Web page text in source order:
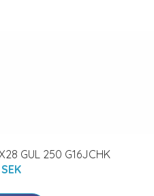
GUL 250 G16JCHK